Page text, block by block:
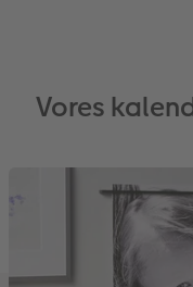
Vores